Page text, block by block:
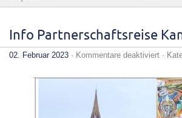
Info Partnerschaftsreise
02. Februar 2023 · Kommentare deaktiviertfür
·